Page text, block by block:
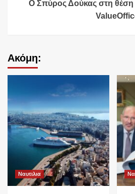
O Σπύρος Δούκας στη
Ακόμη:
Ναυτιλια